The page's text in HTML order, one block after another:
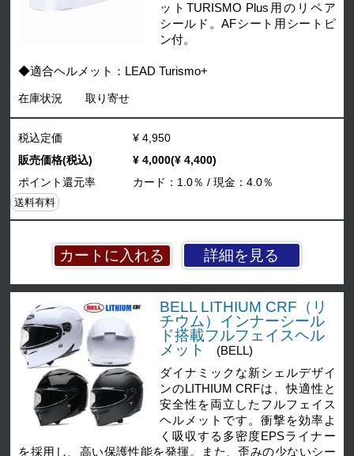
ットTURISMO Plus用のリペア
シールド。AFシート用シートピ
ン付。
◆適合ヘルメット：LEAD Turismo+
在庫状況 取り寄せ
詳細を見る
税込定価
¥ 4,950
販売価格(税込)
¥ 4,000(¥ 4,400)
ポイント還元率
カード：1.0％ / 現金：4.0％
送料有料
BELL LITHIUM CRF（リ
チウム）インナーシール
ド搭載フルフェイスヘル
メット
(BELL)
ダイナミックな新シェルデザイ
ンのLITHIUM CRFは、快適性と
安全性を両立したフルフェイス
ヘルメットです。衝撃を効率よ
く吸収する多密度EPSライナー
を採用し、高い保護性能を発揮。また、歪みの少ないシー